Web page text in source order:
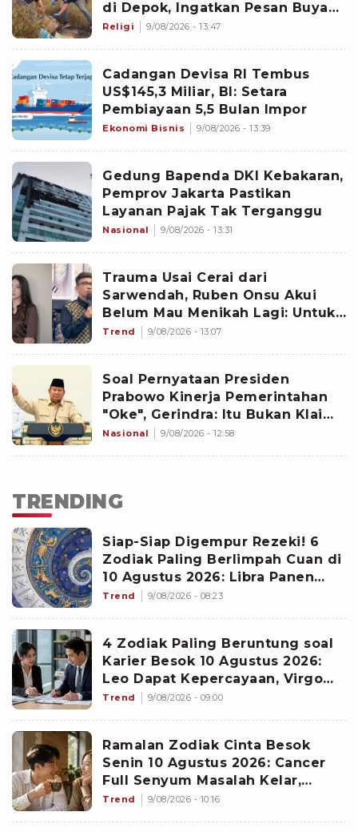
di Depok, Ingatkan Pesan Buya
Yahya soal Taubat
Religi 9/08/2026 - 13:47
Cadangan Devisa RI Tembus
US$145,3 Miliar, BI: Setara
Pembiayaan 5,5 Bulan Impor
Ekonomi Bisnis 9/08/2026 - 13:39
Gedung Bapenda DKI Kebakaran,
Pemprov Jakarta Pastikan
Layanan Pajak Tak Terganggu
Nasional 9/08/2026 - 13:31
Trauma Usai Cerai dari
Sarwendah, Ruben Onsu Akui
Belum Mau Menikah Lagi: Untuk
Hati Belum
Trend 9/08/2026 - 13:07
Soal Pernyataan Presiden
Prabowo Kinerja Pemerintahan
"Oke", Gerindra: Itu Bukan Klaim
Sepihak!
Nasional 9/08/2026 - 12:58
TRENDING
Siap-Siap Digempur Rezeki! 6
Zodiak Paling Berlimpah Cuan di
10 Agustus 2026: Libra Panen
Proyek Emas
Trend 9/08/2026 - 08:23
4 Zodiak Paling Beruntung soal
Karier Besok 10 Agustus 2026:
Leo Dapat Kepercayaan, Virgo
Makin Diperhitungkan
Trend 9/08/2026 - 09:00
Ramalan Zodiak Cinta Besok
Senin 10 Agustus 2026: Cancer
Full Senyum Masalah Kelar,
Scorpio Awas Terprovokasi
Trend 9/08/2026 - 10:16